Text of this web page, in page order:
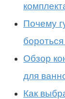
Почему
Обзор
для
Как